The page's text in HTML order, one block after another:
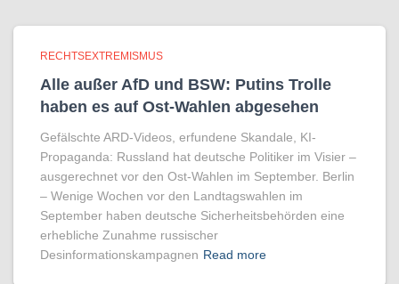
RECHTSEXTREMISMUS
Alle außer AfD und BSW: Putins Trolle
haben es auf Ost-Wahlen abgesehen
Gefälschte ARD-Videos, erfundene Skandale, KI-
Propaganda: Russland hat deutsche Politiker im Visier –
ausgerechnet vor den Ost-Wahlen im September. Berlin
– Wenige Wochen vor den Landtagswahlen im
September haben deutsche Sicherheitsbehörden eine
erhebliche Zunahme russischer
Desinformationskampagnen Read more